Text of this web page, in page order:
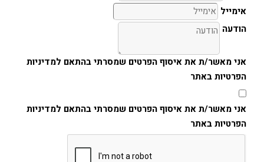
אימייל
הודעה
אני מאשר/ת את איסוף הפרטים שמסרתי בהתאם למדיניות
הפרטיות באתר
אני מאשר/ת את איסוף הפרטים שמסרתי בהתאם למדיניות
הפרטיות באתר